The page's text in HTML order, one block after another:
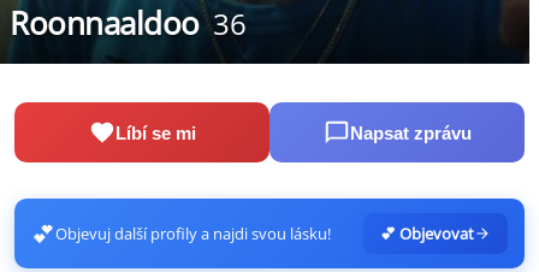
Roonnaaldoo 36
Líbí se mi Napsat zprávu
💕Objevuj další profily a najdi svou lásku! 💕 Objevovat